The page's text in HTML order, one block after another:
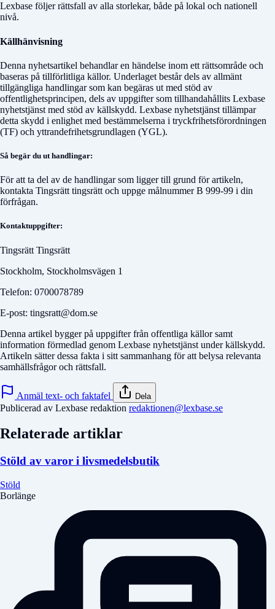
Lexbase följer rättsfall av alla storlekar, både på lokal och nationell
nivå.
Källhänvisning
Denna nyhetsartikel behandlar en händelse inom ett rättsområde och
baseras på tillförlitliga källor. Underlaget består dels av allmänt
tillgängliga handlingar som kan begäras ut med stöd av
offentlighetsprincipen, dels av uppgifter som tillhandahållits Lexbase
nyhetstjänst med stöd av källskydd. Lexbase nyhetstjänst tillämpar
detta skydd i enlighet med bestämmelserna i tryckfrihetsförordningen
(TF) och yttrandefrihetsgrundlagen (YGL).
Så begär du ut handlingar:
För att ta del av de handlingar som ligger till grund för artikeln,
kontakta Tingsrätt tingsrätt och uppge målnummerB 999-99 i din
förfrågan.
Kontaktuppgifter:
Tingsrätt Tingsrätt
Stockholm, Stockholmsvägen 1
Telefon: 0700078789
E-post: tingsratt@dom.se
Denna artikel bygger på uppgifter från offentliga källor samt
information förmedlad genom Lexbase nyhetstjänst under källskydd.
Artikeln sätter dessa fakta i sitt sammanhang för att belysa relevanta
samhällsfrågor och rättsfall.
Anmäl text- och faktafel Dela
Publicerad av Lexbase redaktion redaktionen@lexbase.se
Relaterade artiklar
Stöld av varor i livsmedelsbutik
Stöld
Borlänge